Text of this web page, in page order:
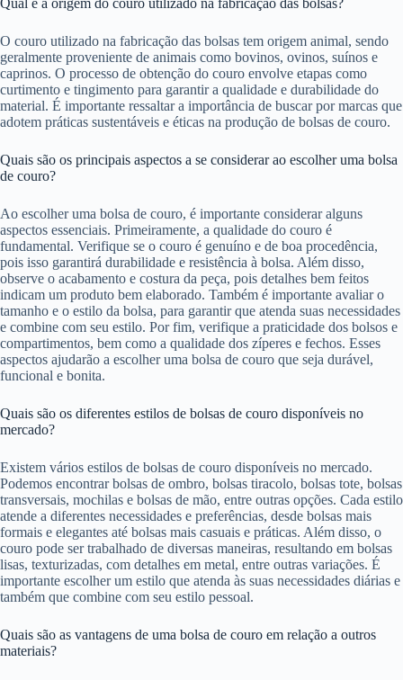
Qual é a origem do couro utilizado na fabricação das bolsas?
O couro utilizado na fabricação das bolsas tem origem animal, sendo
geralmente proveniente de animais como bovinos, ovinos, suínos e
caprinos. O processo de obtenção do couro envolve etapas como
curtimento e tingimento para garantir a qualidade e durabilidade do
material. É importante ressaltar a importância de buscar por marcas que
adotem práticas sustentáveis e éticas na produção de bolsas de couro.
Quais são os principais aspectos a se considerar ao escolher uma bolsa
de couro?
Ao escolher uma bolsa de couro, é importante considerar alguns
aspectos essenciais. Primeiramente, a qualidade do couro é
fundamental. Verifique se o couro é genuíno e de boa procedência,
pois isso garantirá durabilidade e resistência à bolsa. Além disso,
observe o acabamento e costura da peça, pois detalhes bem feitos
indicam um produto bem elaborado. Também é importante avaliar o
tamanho e o estilo da bolsa, para garantir que atenda suas necessidades
e combine com seu estilo. Por fim, verifique a praticidade dos bolsos e
compartimentos, bem como a qualidade dos zíperes e fechos. Esses
aspectos ajudarão a escolher uma bolsa de couro que seja durável,
funcional e bonita.
Quais são os diferentes estilos de bolsas de couro disponíveis no
mercado?
Existem vários estilos de bolsas de couro disponíveis no mercado.
Podemos encontrar bolsas de ombro, bolsas tiracolo, bolsas tote, bolsas
transversais, mochilas e bolsas de mão, entre outras opções. Cada estilo
atende a diferentes necessidades e preferências, desde bolsas mais
formais e elegantes até bolsas mais casuais e práticas. Além disso, o
couro pode ser trabalhado de diversas maneiras, resultando em bolsas
lisas, texturizadas, com detalhes em metal, entre outras variações. É
importante escolher um estilo que atenda às suas necessidades diárias e
também que combine com seu estilo pessoal.
Quais são as vantagens de uma bolsa de couro em relação a outros
materiais?